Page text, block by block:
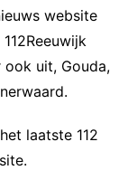
website
ook uit, Gouda,
laatste 112